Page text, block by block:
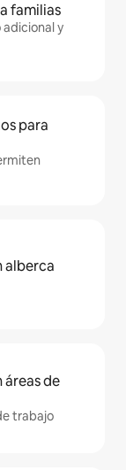
familias
y
para
alberca
de
trabajo